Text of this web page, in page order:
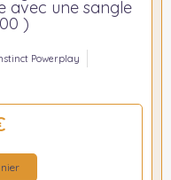
avec une sangle
)
Powerplay